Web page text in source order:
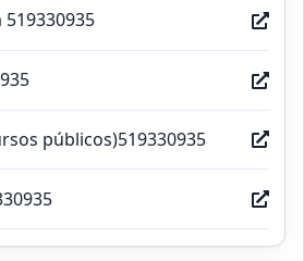
519330935
públicos)519330935